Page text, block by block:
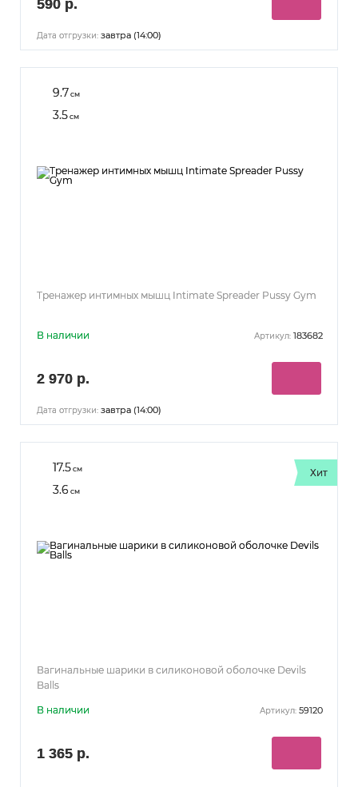
590 р.
Дата отгрузки: завтра (14:00)
9.7см
3.5см
Тренажер интимных мышц Intimate Spreader Pussy Gym
В наличии Артикул: 183682
2 970 р.
Дата отгрузки: завтра (14:00)
17.5см
3.6 см
Хит
Вагинальные шарики в силиконовой оболочке Devils
Balls
В наличии Артикул: 59120
1 365 р.